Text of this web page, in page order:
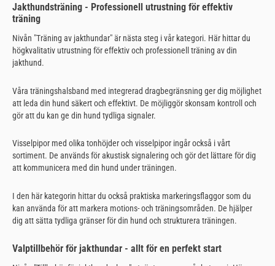
Jakthundsträning - Professionell utrustning för effektiv
träning
Nivån "Träning av jakthundar" är nästa steg i vår kategori. Här hittar du
högkvalitativ utrustning för effektiv och professionell träning av din
jakthund.
Våra träningshalsband med integrerad dragbegränsning ger dig möjlighet
att leda din hund säkert och effektivt. De möjliggör skonsam kontroll och
gör att du kan ge din hund tydliga signaler.
Visselpipor med olika tonhöjder och visselpipor ingår också i vårt
sortiment. De används för akustisk signalering och gör det lättare för dig
att kommunicera med din hund under träningen.
I den här kategorin hittar du också praktiska markeringsflaggor som du
kan använda för att markera motions- och träningsområden. De hjälper
dig att sätta tydliga gränser för din hund och strukturera träningen.
Valptillbehör för jakthundar - allt för en perfekt start